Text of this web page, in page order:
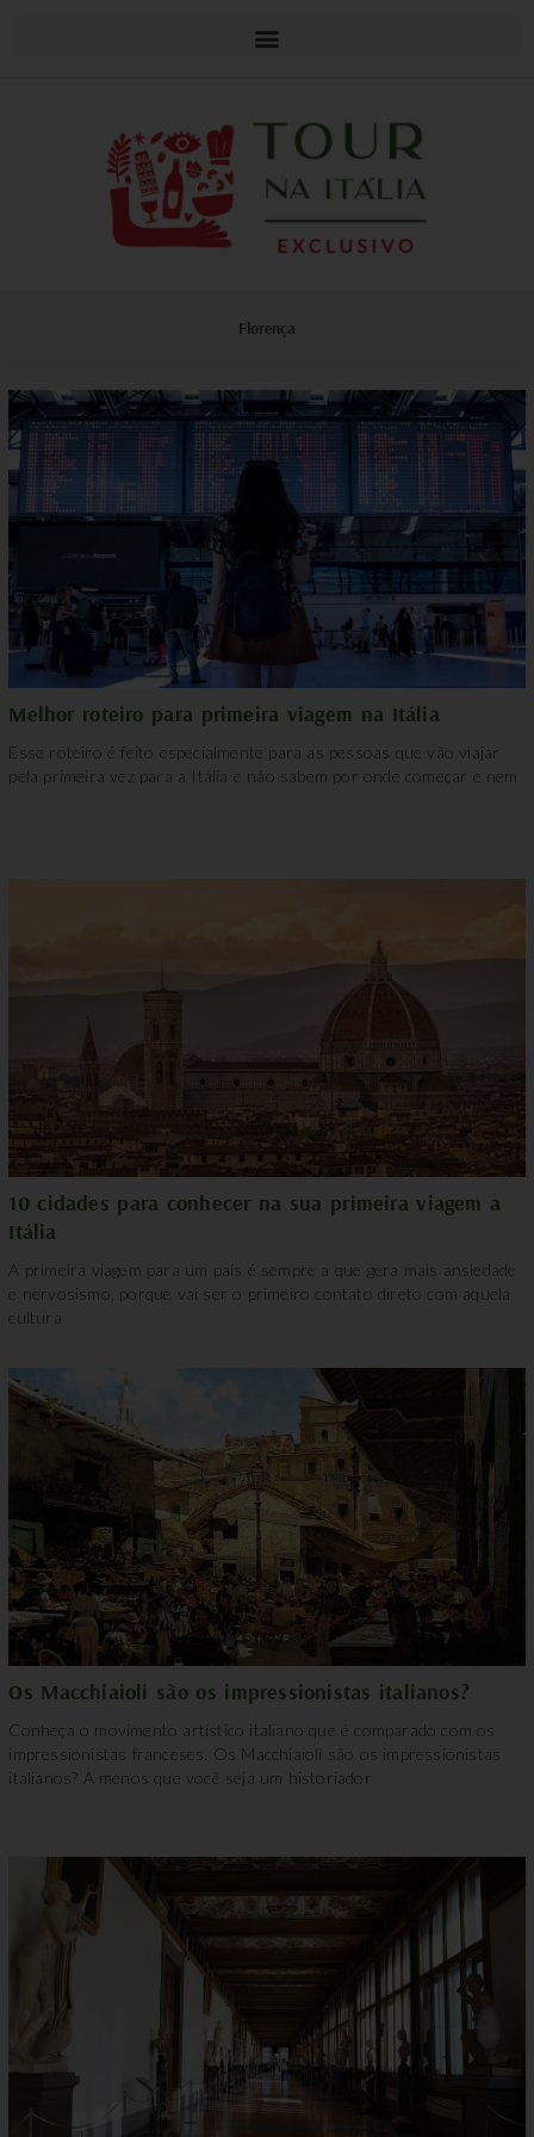
Florença
Melhor roteiro para primeira viagem na Itália
Esse roteiro é feito especialmente para as pessoas que vão viajar
pela primeira vez para a Itália e não sabem por onde começar e nem
10 cidades para conhecer na sua primeira viagem a
Itália
A primeira viagem para um país é sempre a que gera mais ansiedade
e nervosismo, porque vai ser o primeiro contato direto com aquela
cultura
Os Macchiaioli são os impressionistas italianos?
Conheça o movimento artístico italiano que é comparado com os
impressionistas franceses. Os Macchiaioli são os impressionistas
italianos? A menos que você seja um historiador